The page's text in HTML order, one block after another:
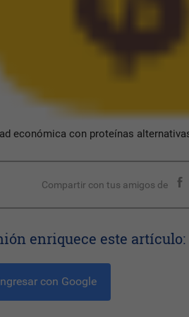
económica con proteínas
Compartir con tus amigos de
enriquece este artículo:
con Google